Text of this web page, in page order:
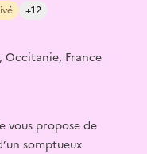
+12
Occitanie, France
vous propose de
somptueux